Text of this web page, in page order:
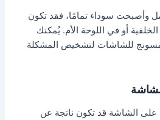
وأصبحت سوداء تمامًا، فقد تكون
أو في اللوحة الأم. يُمكنك
للشاشات لتشخيص المشكلة
على الشاشة قد تكون ناتجة عن